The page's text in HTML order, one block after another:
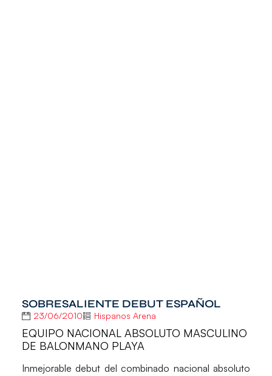
SOBRESALIENTE DEBUT ESPAÑOL
23/06/2010 Hispanos Arena
EQUIPO NACIONAL ABSOLUTO MASCULINO
DE BALONMANO PLAYA
Inmejorable debut del combinado nacional absoluto